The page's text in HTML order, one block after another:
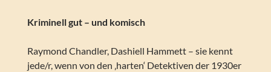
Kriminell gut – und komisch
Raymond Chandler, Dashiell Hammett – sie kennt
jede/r, wenn von den ‚harten‘ Detektiven der 1930er